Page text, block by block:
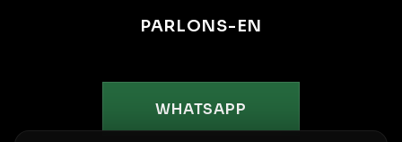
PARLONS-EN
WHATSAPP